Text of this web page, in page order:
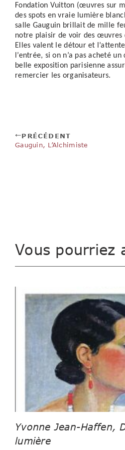
Fondation Vuitton (œuvres sur
des spots en vraie lumière
salle Gauguin brillait de mille
notre plaisir de voir des œuvres
Elles valent le détour et
l’entrée, si on n’a pas acheté
belle exposition parisienne
remercier les organisateurs.
PRÉCÉDENT
Gauguin, L’Alchimiste
Vous pourriez
Yvonne Jean-Haffen,
lumière